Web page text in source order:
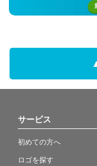
サービス
初めての方へ
ロゴを探す